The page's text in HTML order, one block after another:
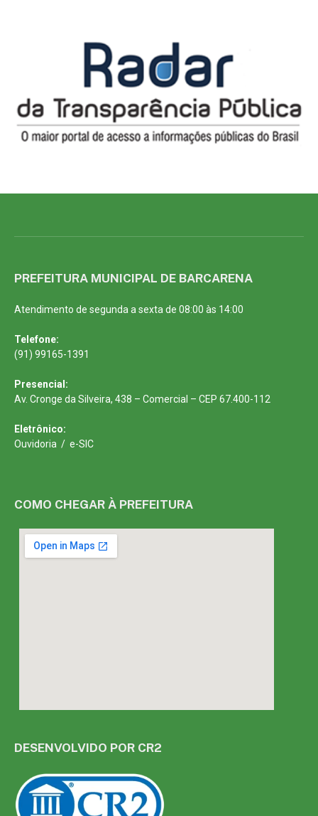
PREFEITURA MUNICIPAL DE BARCARENA
Atendimento de segunda a sexta de 08:00 às 14:00
Telefone:
(91) 99165-1391
Presencial:
Av. Cronge da Silveira, 438 – Comercial – CEP 67.400-112
Eletrônico:
Ouvidoria / e-SIC
COMO CHEGAR À PREFEITURA
DESENVOLVIDO POR CR2